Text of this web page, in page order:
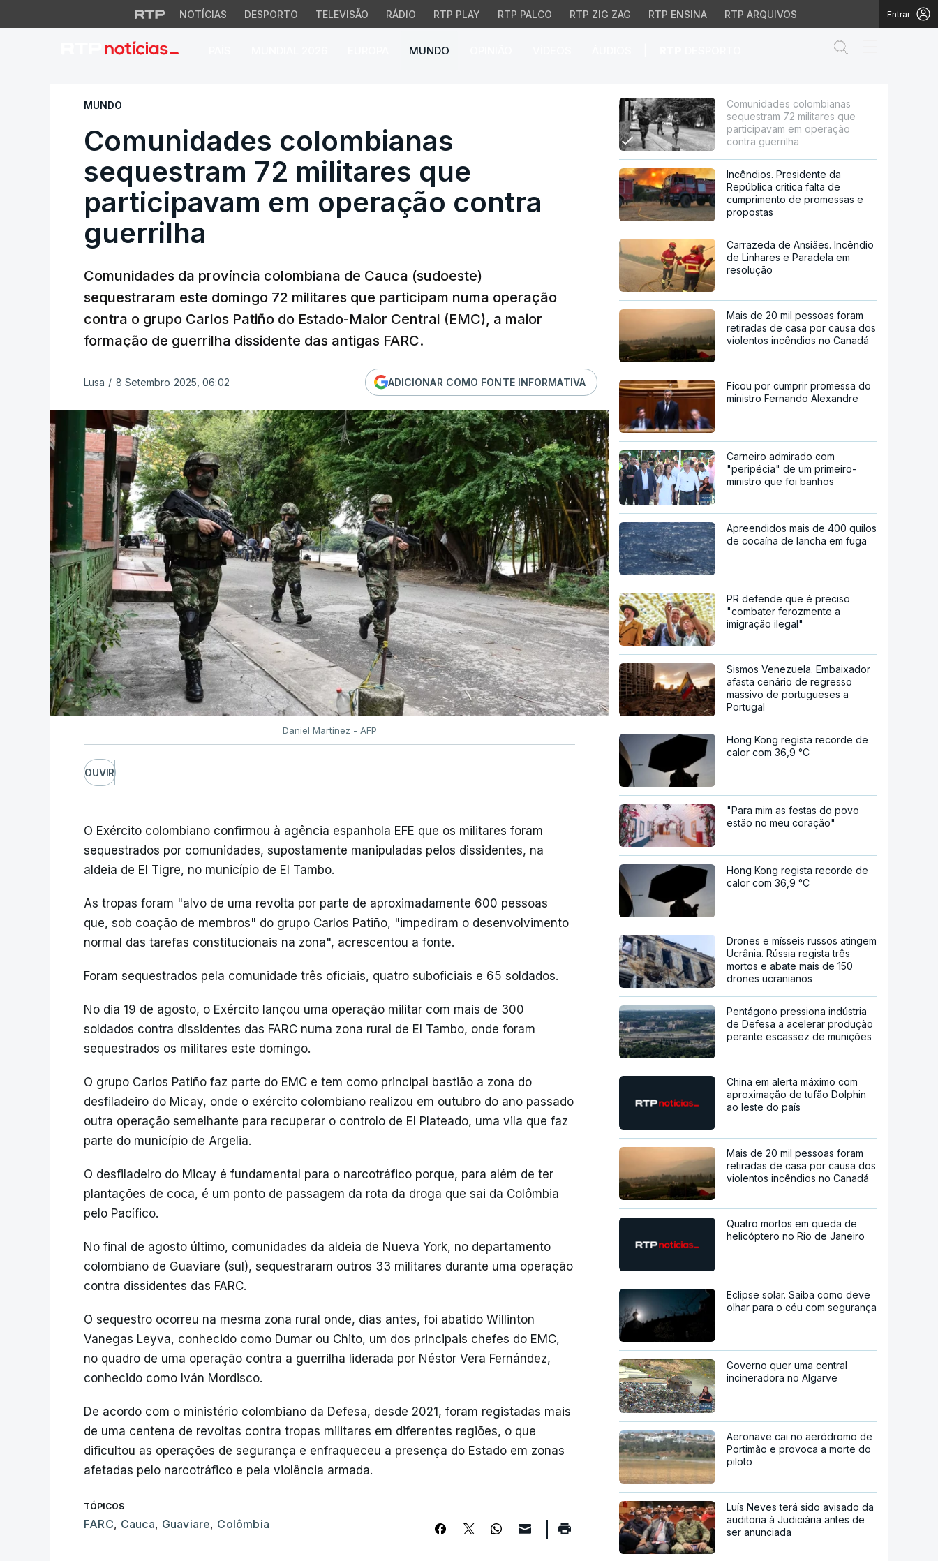
NOTÍCIAS DESPORTO TELEVISÃO RÁDIO RTP PLAY RTP PALCO RTP ZIG ZAG RTP ENSINA RTP ARQUIVOS Entrar
MUNDO
Comunidades colombianas sequestram 72 militares que
MUNDO
Comunidades colombianas
sequestram 72 militares que
participavam em operação contra
guerrilha
Comunidades da província colombiana de Cauca (sudoeste)
sequestraram este domingo 72 militares que participam numa operação
contra o grupo Carlos Patiño do Estado-Maior Central (EMC), a maior
formação de guerrilha dissidente das antigas FARC.
Lusa / 8 Setembro 2025, 06:02 ADICIONAR COMO FONTE INFORMATIVA
Daniel Martinez - AFP
OUVIR
O Exército colombiano confirmou à agência espanhola EFE que os militares foram
sequestrados por comunidades, supostamente manipuladas pelos dissidentes, na
aldeia de El Tigre, no município de El Tambo.
As tropas foram "alvo de uma revolta por parte de aproximadamente 600 pessoas
que, sob coação de membros" do grupo Carlos Patiño, "impediram o desenvolvimento
normal das tarefas constitucionais na zona", acrescentou a fonte.
Foram sequestrados pela comunidade três oficiais, quatro suboficiais e 65 soldados.
No dia 19 de agosto, o Exército lançou uma operação militar com mais de 300
soldados contra dissidentes das FARC numa zona rural de El Tambo, onde foram
sequestrados os militares este domingo.
O grupo Carlos Patiño faz parte do EMC e tem como principal bastião a zona do
desfiladeiro do Micay, onde o exército colombiano realizou em outubro do ano passado
outra operação semelhante para recuperar o controlo de El Plateado, uma vila que faz
parte do município de Argelia.
O desfiladeiro do Micay é fundamental para o narcotráfico porque, para além de ter
plantações de coca, é um ponto de passagem da rota da droga que sai da Colômbia
pelo Pacífico.
No final de agosto último, comunidades da aldeia de Nueva York, no departamento
colombiano de Guaviare (sul), sequestraram outros 33 militares durante uma operação
contra dissidentes das FARC.
O sequestro ocorreu na mesma zona rural onde, dias antes, foi abatido Willinton
Vanegas Leyva, conhecido como Dumar ou Chito, um dos principais chefes do EMC,
no quadro de uma operação contra a guerrilha liderada por Néstor Vera Fernández,
conhecido como Iván Mordisco.
De acordo com o ministério colombiano da Defesa, desde 2021, foram registadas mais
de uma centena de revoltas contra tropas militares em diferentes regiões, o que
dificultou as operações de segurança e enfraqueceu a presença do Estado em zonas
afetadas pelo narcotráfico e pela violência armada.
TÓPICOS
FARC, Cauca, Guaviare, Colômbia
Comunidades colombianas
sequestram 72 militares que
participavam em operação
contra guerrilha
Incêndios. Presidente da
República critica falta de
cumprimento de promessas e
propostas
Carrazeda de Ansiães. Incêndio
de Linhares e Paradela em
resolução
Mais de 20 mil pessoas foram
retiradas de casa por causa dos
violentos incêndios no Canadá
Ficou por cumprir promessa do
ministro Fernando Alexandre
Carneiro admirado com
"peripécia" de um primeiro-
ministro que foi banhos
Apreendidos mais de 400 quilos
de cocaína de lancha em fuga
PR defende que é preciso
"combater ferozmente a
imigração ilegal"
Sismos Venezuela. Embaixador
afasta cenário de regresso
massivo de portugueses a
Portugal
Hong Kong regista recorde de
calor com 36,9 °C
"Para mim as festas do povo
estão no meu coração"
Hong Kong regista recorde de
calor com 36,9 °C
Drones e mísseis russos atingem
Ucrânia. Rússia regista três
mortos e abate mais de 150
drones ucranianos
Pentágono pressiona indústria
de Defesa a acelerar produção
perante escassez de munições
China em alerta máximo com
aproximação de tufão Dolphin
ao leste do país
Mais de 20 mil pessoas foram
retiradas de casa por causa dos
violentos incêndios no Canadá
Quatro mortos em queda de
helicóptero no Rio de Janeiro
Eclipse solar. Saiba como deve
olhar para o céu com segurança
Governo quer uma central
incineradora no Algarve
Aeronave cai no aeródromo de
Portimão e provoca a morte do
piloto
Luís Neves terá sido avisado da
auditoria à Judiciária antes de
ser anunciada